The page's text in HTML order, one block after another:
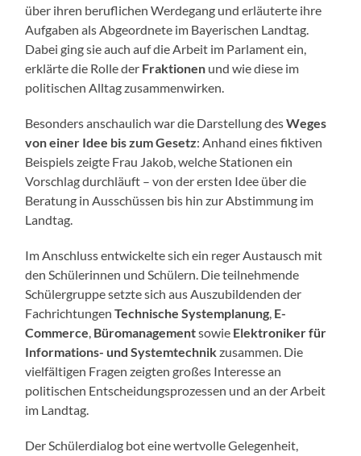
über ihren beruflichen Werdegang und erläuterte ihre
Aufgaben als Abgeordnete im Bayerischen Landtag.
Dabei ging sie auch auf die Arbeit im Parlament ein,
erklärte die Rolle der Fraktionen und wie diese im
politischen Alltag zusammenwirken.
Besonders anschaulich war die Darstellung desWeges
von einer Idee bis zum Gesetz: Anhand eines fiktiven
Beispiels zeigte Frau Jakob, welche Stationen ein
Vorschlag durchläuft – von der ersten Idee über die
Beratung in Ausschüssen bis hin zur Abstimmung im
Landtag.
Im Anschluss entwickelte sich ein reger Austausch mit
den Schülerinnen und Schülern. Die teilnehmende
Schülergruppe setzte sich aus Auszubildenden der
FachrichtungenTechnische Systemplanung, E-
Commerce, Büromanagementsowie Elektroniker für
Informations- und Systemtechnikzusammen. Die
vielfältigen Fragen zeigten großes Interesse an
politischen Entscheidungsprozessen und an der Arbeit
im Landtag.
Der Schülerdialog bot eine wertvolle Gelegenheit,